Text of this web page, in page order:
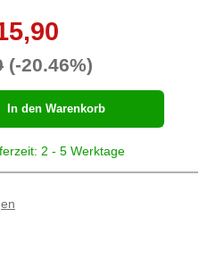
(-20.46%)
2 - 5 Werktage
In den Warenkorb